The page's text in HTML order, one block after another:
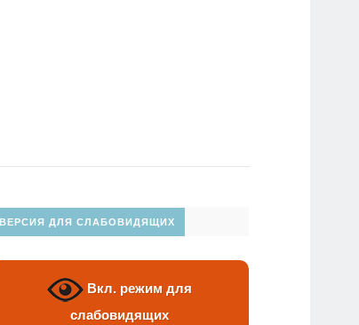
ВЕРСИЯ ДЛЯ СЛАБОВИДЯЩИХ
Вкл. режим для
слабовидящих